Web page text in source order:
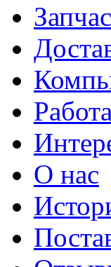
О нас